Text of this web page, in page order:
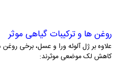
روغن ها و ترکیبات گیاهی موثر
علاوه بر ژل آلوئه ورا و عسل، برخی روغن
کاهش لک موضعی موثرند: